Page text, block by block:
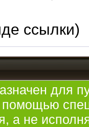
ссылки)
для
а не